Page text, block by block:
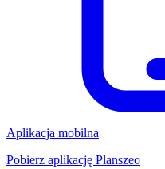
Aplikacja mobilna
Pobierz aplikację Planszeo